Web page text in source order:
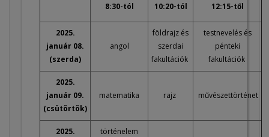
8:30-tól 10:20-tól 12:15-től
2025.
január 08.
(szerda)
angol
földrajz és
szerdai
fakultációk
testnevelés és
pénteki
fakultációk
2025.
január 09.
(csütörtök)
matematika rajz művészettörténet
2025.
történelem